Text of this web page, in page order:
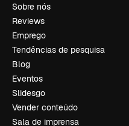
Sobre nós
Reviews
Emprego
Tendências de pesquisa
Blog
Eventos
Slidesgo
Vender conteúdo
Sala de imprensa